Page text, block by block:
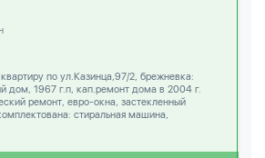
по ул.Казинца,97/2, брежневка:
дом, 1967 г.п, кап.ремонт дома в 2004 г.
ремонт, евро-окна, застекленный
стиральная машина,